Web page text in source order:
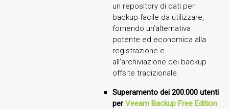
un repository di dati per
backup facile da utilizzare,
fornendo un’alternativa
potente ed economica alla
registrazione e
all’archiviazione dei backup
offsite tradizionale.
Superamento dei 200.000 utenti
perVeeam Backup Free Edition